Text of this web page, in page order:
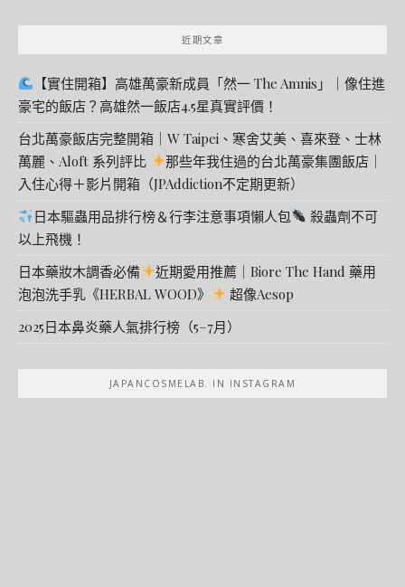
近期文章
【實住開箱】高雄萬豪新成員「然一 The Amnis」｜像住進
豪宅的飯店？高雄然一飯店4.5星真實評價！
台北萬豪飯店完整開箱｜W Taipei、寒舍艾美、喜來登、士林
萬麗、Aloft 系列評比
那些年我住過的台北萬豪集團飯店｜
入住心得＋影片開箱（JPAddiction不定期更新）
日本驅蟲用品排行榜＆行李注意事項懶人包
殺蟲劑不可
以上飛機！
日本藥妝木調香必備
近期愛用推薦｜Biore The Hand 藥用
泡泡洗手乳《HERBAL WOOD》
超像Aesop
2025日本鼻炎藥人氣排行榜（5–7月）
JAPANCOSMELAB. IN INSTAGRAM